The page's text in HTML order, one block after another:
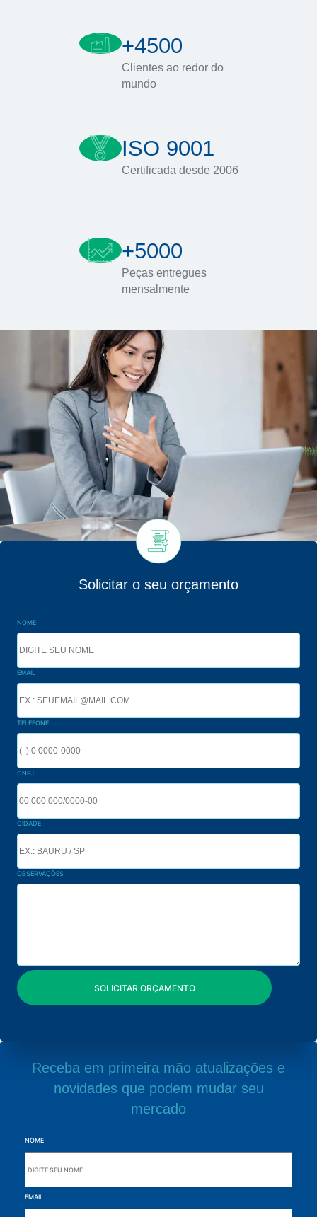
+4500
Clientes ao redor do
mundo
ISO 9001
Certificada desde 2006
+5000
Peças entregues
mensalmente
Solicitar o seu orçamento
NOME
EMAIL
TELEFONE
CNPJ
CIDADE
OBSERVAÇÕES
Receba em primeira mão atualizações e
novidades que podem mudar seu
mercado
NOME
EMAIL